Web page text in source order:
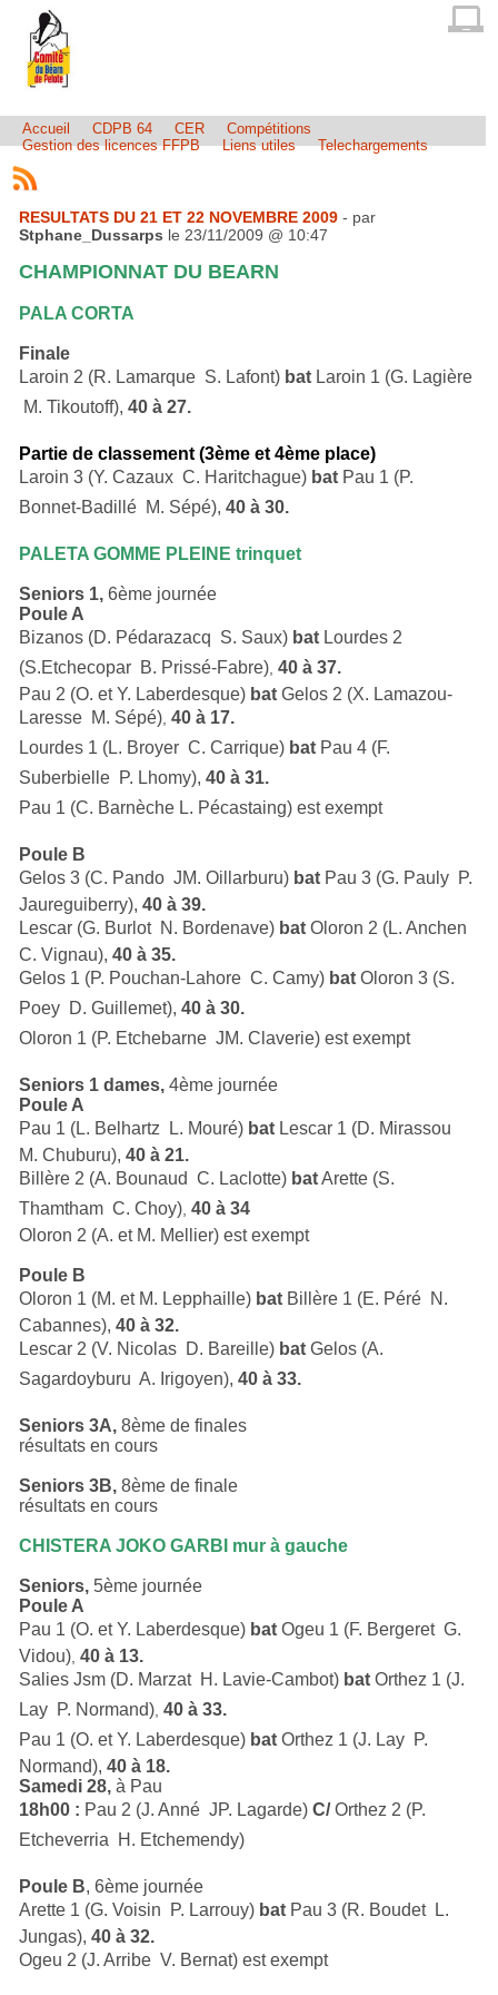
Accueil CDPB 64 CER
Compétitions
Gestion des licences FFPB
Liens utiles Telechargements
RESULTATS DU 21 ET 22 NOVEMBRE 2009 - par
Stphane_Dussarps le 23/11/2009 @ 10:47
CHAMPIONNAT DU BEARN
PALA CORTA
Finale
Laroin 2 (R. Lamarque  S. Lafont) bat Laroin 1 (G. Lagière
 M. Tikoutoff),40 à 27.
Partie de classement (3ème et 4ème place)
Laroin 3 (Y. Cazaux  C. Haritchague) bat Pau 1 (P.
Bonnet-Badillé  M. Sépé),40 à 30.
PALETA GOMME PLEINE trinquet
Seniors 1,6ème journée
Poule A
Bizanos (D. Pédarazacq  S. Saux) bat Lourdes 2
(S.Etchecopar  B. Prissé-Fabre) ,40 à 37.
Pau 2 (O. et Y. Laberdesque) bat Gelos 2 (X. Lamazou-
Laresse  M. Sépé) ,40 à 17.
Lourdes 1 (L. Broyer  C. Carrique) bat Pau 4 (F.
Suberbielle  P. Lhomy),40 à 31.
Pau 1 (C. Barnèche L. Pécastaing) est exempt
Poule B
Gelos 3 (C. Pando  JM. Oillarburu) bat Pau 3 (G. Pauly  P.
Jaureguiberry),40 à 39.
Lescar (G. Burlot  N. Bordenave) batOloron 2 (L. Anchen 
C. Vignau),40 à 35.
Gelos 1 (P. Pouchan-Lahore  C. Camy) batOloron 3 (S.
Poey  D. Guillemet),40 à 30.
Oloron 1 (P. Etchebarne  JM. Claverie) est exempt
Seniors 1 dames, 4ème journée
Poule A
Pau 1 (L. Belhartz  L. Mouré) bat Lescar 1 (D. Mirassou 
M. Chuburu),40 à 21.
Billère 2 (A. Bounaud  C. Laclotte) batArette (S.
Thamtham  C. Choy) ,40 à 34
Oloron 2 (A. et M. Mellier) est exempt
Poule B
Oloron 1 (M. et M. Lepphaille) bat Billère 1 (E. Péré  N.
Cabannes),40 à 32.
Lescar 2 (V. Nicolas  D. Bareille) batGelos (A.
Sagardoyburu  A. Irigoyen),40 à 33.
Seniors 3A, 8ème de finales
résultats en cours
Seniors 3B, 8ème de finale
résultats en cours
CHISTERA JOKO GARBI mur à gauche
Seniors, 5ème journée
Poule A
Pau 1 (O. et Y. Laberdesque) bat Ogeu 1 (F. Bergeret  G.
Vidou) ,40 à 13.
Salies Jsm (D. Marzat  H. Lavie-Cambot) bat Orthez 1 (J.
Lay  P. Normand) ,40 à 33.
Pau 1 (O. et Y. Laberdesque) batOrthez 1 (J. Lay  P.
Normand),40 à 18.
Samedi 28, à Pau
18h00 : Pau 2 (J. Anné  JP. Lagarde)C/Orthez 2 (P.
Etcheverria  H. Etchemendy)
Poule B, 6ème journée
Arette 1 (G. Voisin  P. Larrouy) bat Pau 3 (R. Boudet  L.
Jungas),40 à 32.
Ogeu 2 (J. Arribe  V. Bernat) est exempt